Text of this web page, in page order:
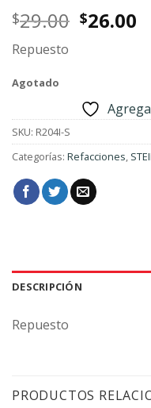
$29.00 Original
$26.00
Repuesto
Agotado
SKU: R204I-S
Categorías: Refacciones,
DESCRIPCIÓN
Repuesto
PRODUCTOS